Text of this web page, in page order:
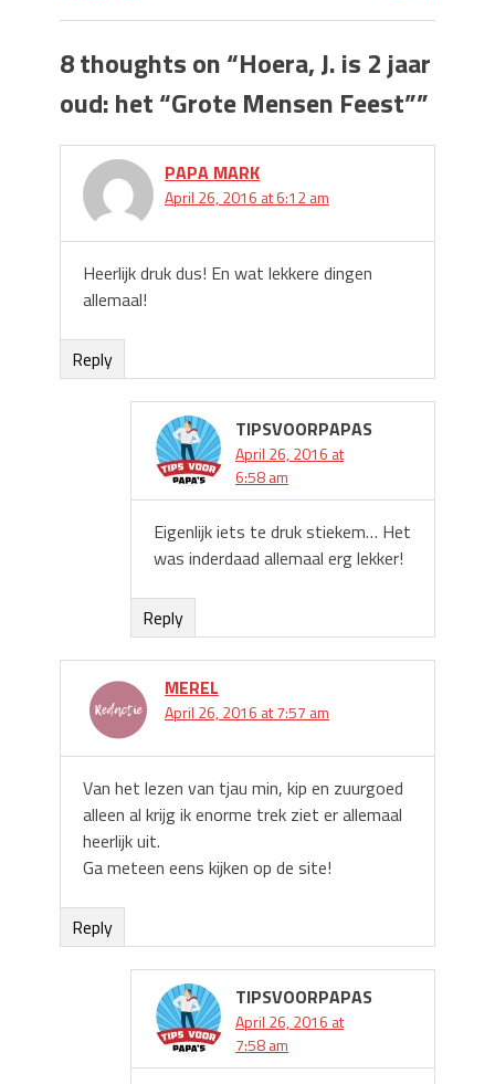
8 thoughts on “Hoera, J. is 2 jaar
oud: het “Grote Mensen Feest””
PAPA MARK
April 26, 2016 at 6:12 am
Heerlijk druk dus! En wat lekkere dingen
allemaal!
Reply
TIPSVOORPAPAS
April 26, 2016 at
6:58 am
Eigenlijk iets te druk stiekem… Het
was inderdaad allemaal erg lekker!
Reply
MEREL
April 26, 2016 at 7:57 am
Van het lezen van tjau min, kip en zuurgoed
alleen al krijg ik enorme trek ziet er allemaal
heerlijk uit.
Ga meteen eens kijken op de site!
Reply
TIPSVOORPAPAS
April 26, 2016 at
7:58 am